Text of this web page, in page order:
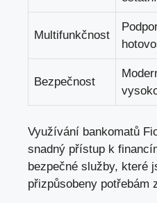
Multifunkčnost
Bezpečnost
Využívání bankomatů
snadný‌ přístup k
bezpečné služby, které
přizpůsobeny⁢ potřebám